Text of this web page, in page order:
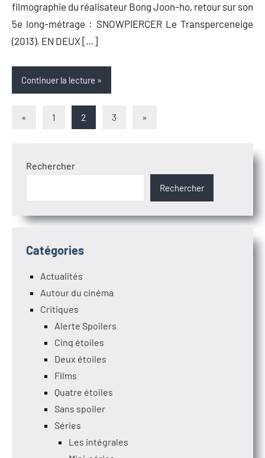
filmographie du réalisateur Bong Joon-ho, retour sur son
5e long-métrage : SNOWPIERCER Le Transperceneige
(2013). EN DEUX […]
Continuer la lecture
Pagination
publications
« Articles
précédents
1 2 3
Articles
»
Rechercher
Rechercher
Catégories
Actualités
Autour du cinéma
Critiques
Alerte Spoilers
Cinq étoiles
Deux étoiles
Films
Quatre étoiles
Sans spoiler
Séries
Les intégrales